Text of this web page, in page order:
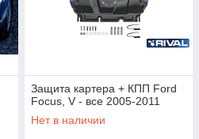
Защита картера + КПП Ford
Focus, V - все 2005-2011
Нет в наличии